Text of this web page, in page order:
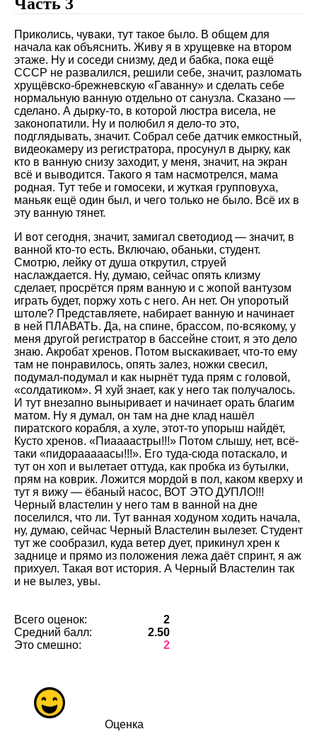
Часть 3
Приколись, чуваки, тут такое было. В общем для
начала как объяснить. Живу я в хрущевке на втором
этаже. Ну и соседи снизму, дед и бабка, пока ещё
СССР не развалился, решили себе, значит, разломать
хрущёвско-брежневскую
Гаванну
и сделать себе
нормальную ванную отдельно от санузла. Сказано —
сделано. А дырку-то, в которой люстра висела, не
законопатили. Ну и полюбил я дело-то это,
подглядывать, значит. Собрал себе датчик емкостный,
видеокамеру из регистратора, просунул в дырку, как
кто в ванную снизу заходит, у меня, значит, на экран
всё и выводится. Такого я там насмотрелся, мама
родная. Тут тебе и гомосеки, и жуткая групповуха,
маньяк ещё один был, и чего только не было. Всё их в
эту ванную тянет.
И вот сегодня, значит, замигал светодиод — значит, в
ванной кто-то есть. Включаю, обаньки, студент.
Смотрю, лейку от душа открутил, струей
наслаждается. Ну, думаю, сейчас опять клизму
сделает, просрётся прям ванную и с жопой вантузом
играть будет, поржу хоть с него. Ан нет. Он упоротый
штоле? Представляете, набирает ванную и начинает
в ней ПЛАВАТЬ. Да, на спине, брассом, по-всякому, у
меня другой регистратор в бассейне стоит, я это дело
знаю. Акробат хренов. Потом выскакивает, что-то ему
там не понравилось, опять залез, ножки свесил,
подумал-подумал и как нырнёт туда прям с головой,
солдатиком
. Я хуй знает, как у него так получалось.
И тут внезапно выныривает и начинает орать благим
матом. Ну я думал, он там на дне клад нашёл
пиратского корабля, а хуле, этот-то упорыш найдёт,
Кусто хренов.
Пиаааастры!!!
Потом слышу, нет, всё-
таки
пидорааааасы!!!
. Его туда-сюда потаскало, и
тут он хоп и вылетает оттуда, как пробка из бутылки,
прям на коврик. Ложится мордой в пол, каком кверху и
тут я вижу — ёбаный насос, ВОТ ЭТО ДУПЛО!!!
Черный властелин у него там в ванной на дне
поселился, что ли. Тут ванная ходуном ходить начала,
ну, думаю, сейчас Черный Властелин вылезет. Студент
тут же сообразил, куда ветер дует, прикинул хрен к
заднице и прямо из положения лежа даёт спринт, я аж
прихуел. Такая вот история. А Черный Властелин так
и не вылез, увы.
Всего оценок:
2
Средний балл:
2.50
Это смешно:
2
Оценка